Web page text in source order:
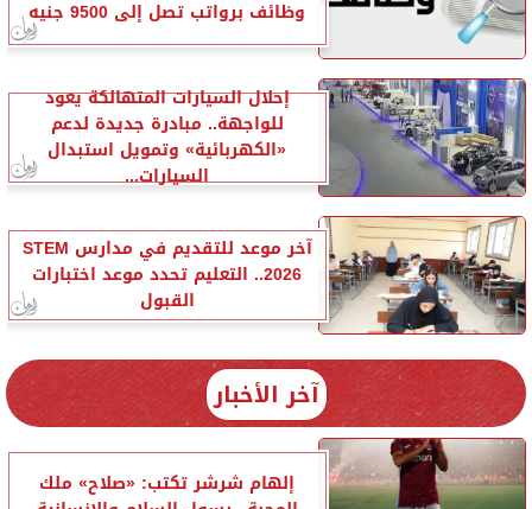
وظائف برواتب تصل إلى 9500 جنيه
إحلال السيارات المتهالكة يعود
للواجهة.. مبادرة جديدة لدعم
«الكهربائية» وتمويل استبدال
السيارات...
آخر موعد للتقديم في مدارس STEM
2026.. التعليم تحدد موعد اختبارات
القبول
آخر الأخبار
إلهام شرشر تكتب: «صلاح» ملك